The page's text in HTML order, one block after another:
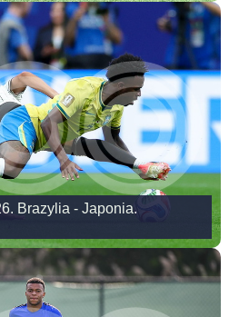
Brazylia - Japonia.